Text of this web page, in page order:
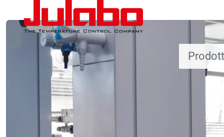
Salta al contenuto principale